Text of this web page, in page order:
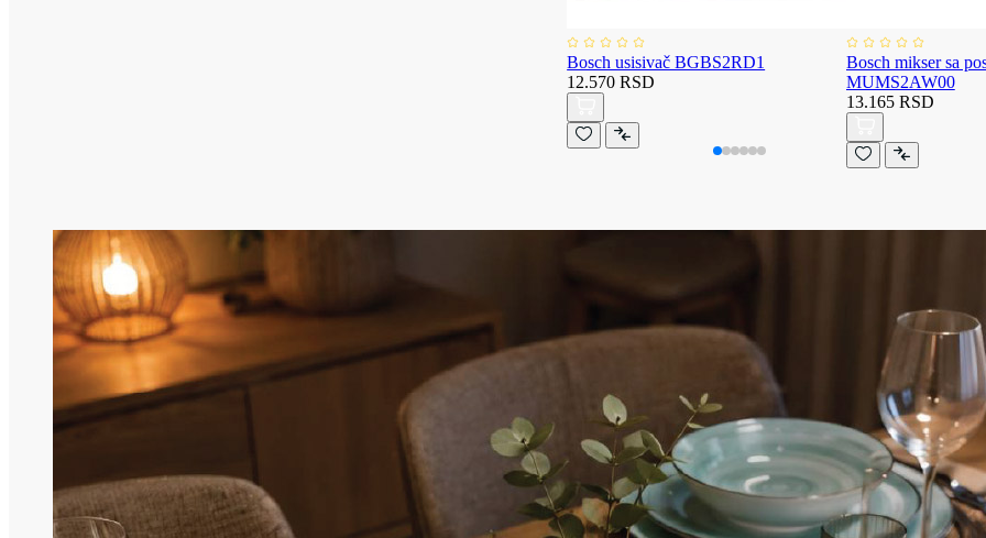
Bosch usisivač BGBS2RD1
12.570 RSD
Bosch mikser sa
MUMS2AW00
13.165 RSD